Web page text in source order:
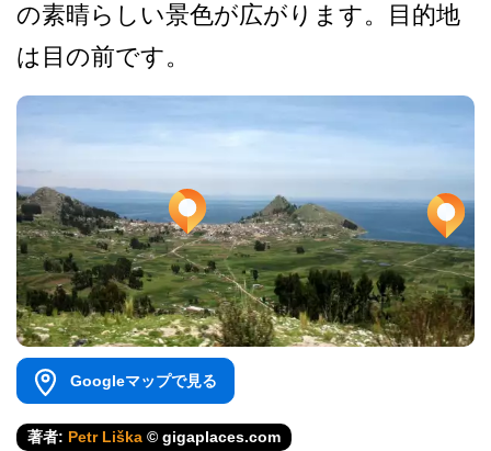
の素晴ら­しい景色が広がります。目的地
は目の前です。
Googleマップで見る
著者: Petr Liška © gigaplaces.com